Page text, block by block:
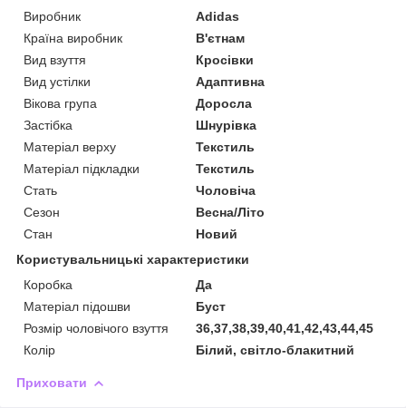
Виробник
Adidas
Країна виробник
В'єтнам
Вид взуття
Кросівки
Вид устілки
Адаптивна
Вікова група
Доросла
Застібка
Шнурівка
Матеріал верху
Текстиль
Матеріал підкладки
Текстиль
Стать
Чоловіча
Сезон
Весна/Літо
Стан
Новий
Користувальницькі характеристики
Коробка
Да
Матеріал підошви
Буст
Розмір чоловічого взуття
36,37,38,39,40,41,42,43,44,45
Колір
Білий, світло-блакитний
Приховати